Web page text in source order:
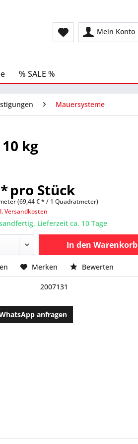
Mein Konto
% SALE %
Mauersysteme
kg
pro Stück
(69,44 € * / 1 Quadratmeter)
Versandkosten
Lieferzeit ca. 10 Tage
In den Warenkorb
Merken Bewerten
2007131
anfragen